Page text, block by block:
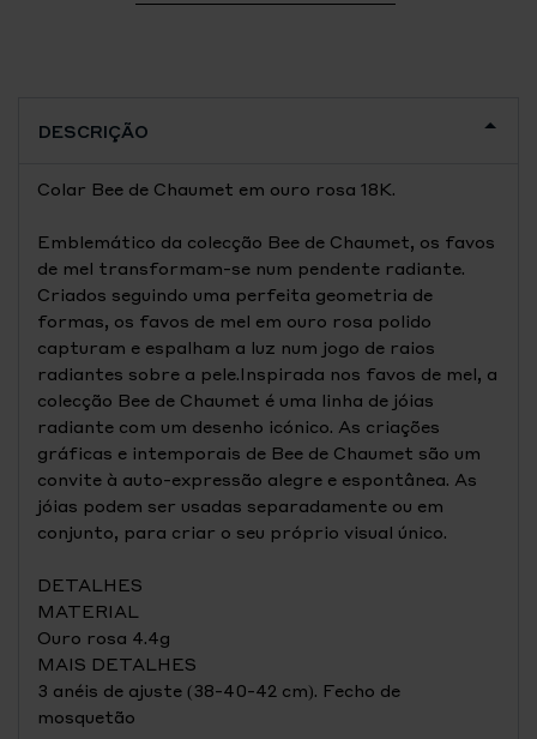
DESCRIÇÃO
Colar Bee de Chaumet em ouro rosa 18K.
Emblemático da colecção Bee de Chaumet, os favos
de mel transformam-se num pendente radiante.
Criados seguindo uma perfeita geometria de
formas, os favos de mel em ouro rosa polido
capturam e espalham a luz num jogo de raios
radiantes sobre a pele.Inspirada nos favos de mel, a
colecção Bee de Chaumet é uma linha de jóias
radiante com um desenho icónico. As criações
gráficas e intemporais de Bee de Chaumet são um
convite à auto-expressão alegre e espontânea. As
jóias podem ser usadas separadamente ou em
conjunto, para criar o seu próprio visual único.
DETALHES
MATERIAL
Ouro rosa 4.4g
MAIS DETALHES
3 anéis de ajuste (38-40-42 cm). Fecho de
mosquetão